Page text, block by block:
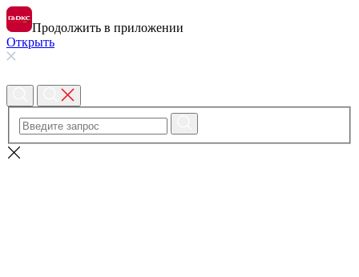
Продолжить в приложении
Открыть